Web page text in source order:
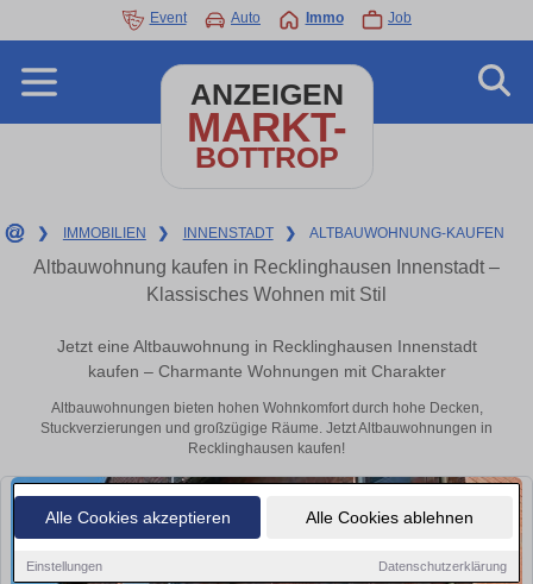
Alle Cookies akzeptieren Alle Cookies ablehnen
Einstellungen Datenschutzerklärung
Event Auto Immo Job
ANZEIGEN
MARKT-
BOTTROP
❯ IMMOBILIEN ❯ INNENSTADT ❯ ALTBAUWOHNUNG-KAUFEN
Altbauwohnung kaufen in Recklinghausen Innenstadt –
Klassisches Wohnen mit Stil
Jetzt eine Altbauwohnung in Recklinghausen Innenstadt
kaufen – Charmante Wohnungen mit Charakter
Altbauwohnungen bieten hohen Wohnkomfort durch hohe Decken,
Stuckverzierungen und großzügige Räume. Jetzt Altbauwohnungen in
Recklinghausen kaufen!